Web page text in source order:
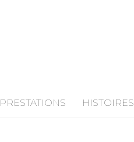
PRESTATIONS HISTOIRES